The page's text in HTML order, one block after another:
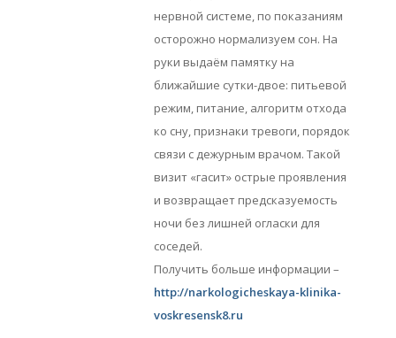
нервной системе, по показаниям
осторожно нормализуем сон. На
руки выдаём памятку на
ближайшие сутки-двое: питьевой
режим, питание, алгоритм отхода
ко сну, признаки тревоги, порядок
связи с дежурным врачом. Такой
визит «гасит» острые проявления
и возвращает предсказуемость
ночи без лишней огласки для
соседей.
Получить больше информации –
http://narkologicheskaya-klinika-
voskresensk8.ru